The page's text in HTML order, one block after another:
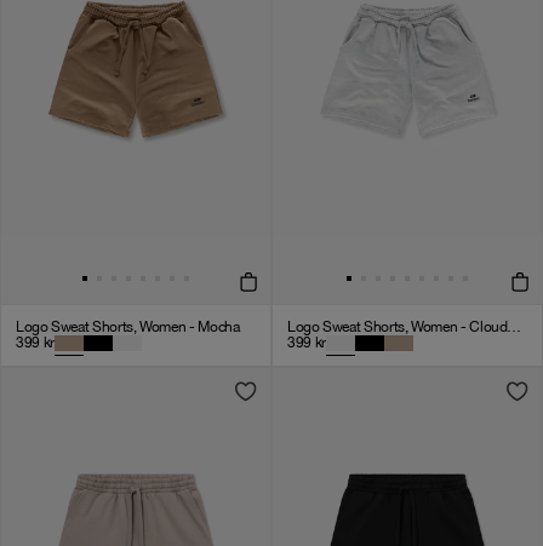
Logo Sweat Shorts, Women - Mocha
399 kr
Logo Sweat Shorts, Women - Cloudy Grey
399 kr